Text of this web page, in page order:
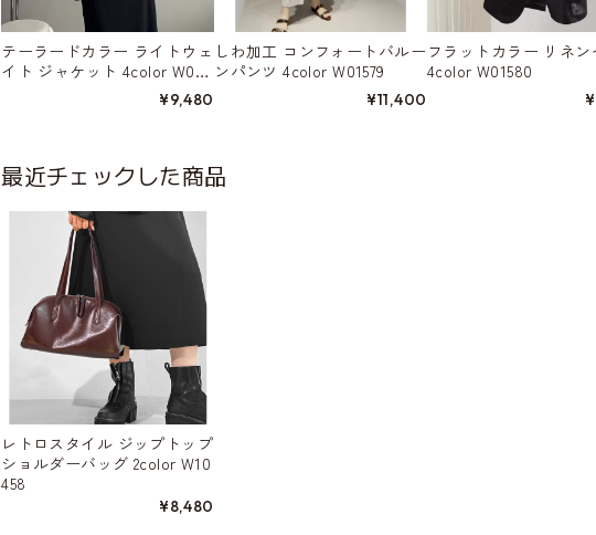
テーラードカラー ライトウェ
イト ジャケット 4color W015
¥9,480
しわ加工 コンフォートバルー
ンパンツ 4color W01579
¥11,400
フラットカラー リネン
4color W01580
最近チェックした商品
レトロスタイル ジップトップ
ショルダーバッグ 2color W10
458
¥8,480